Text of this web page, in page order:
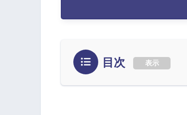
目次 表示